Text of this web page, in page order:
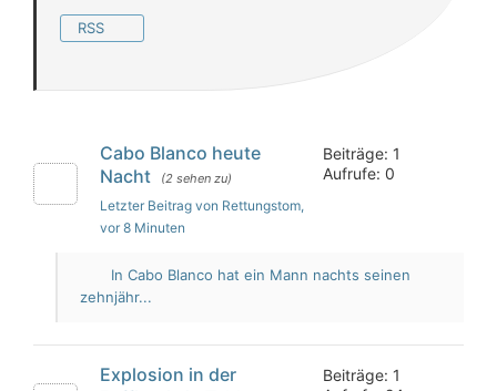
RSS
Cabo Blanco heute
Nacht
(2 sehen zu)
Letzter Beitrag von Rettungstom,
vor 8 Minuten
Beiträge: 1
Aufrufe: 0
In Cabo Blanco hat ein Mann nachts seinen
zehnjähr...
Explosion in der
Beiträge: 1